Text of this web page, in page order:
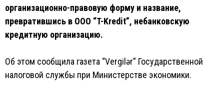
организационно-правовую форму и название,
превратившись в ООО “T-Kredit”, небанковскую
кредитную организацию.
Об этом сообщила газета “Vergilər” Государственной
налоговой службы при Министерстве экономики.